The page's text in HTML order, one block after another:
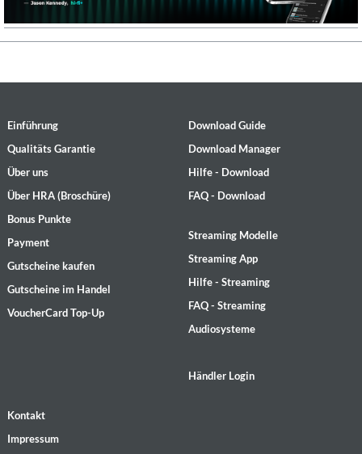
Einführung
Qualitäts Garantie
Über uns
Über HRA (Broschüre)
Bonus Punkte
Payment
Gutscheine kaufen
Gutscheine im Handel
VoucherCard Top-Up
Download Guide
Download Manager
Hilfe - Download
FAQ - Download
Streaming Modelle
Streaming App
Hilfe - Streaming
FAQ - Streaming
Audiosysteme
Händler Login
Kontakt
Impressum